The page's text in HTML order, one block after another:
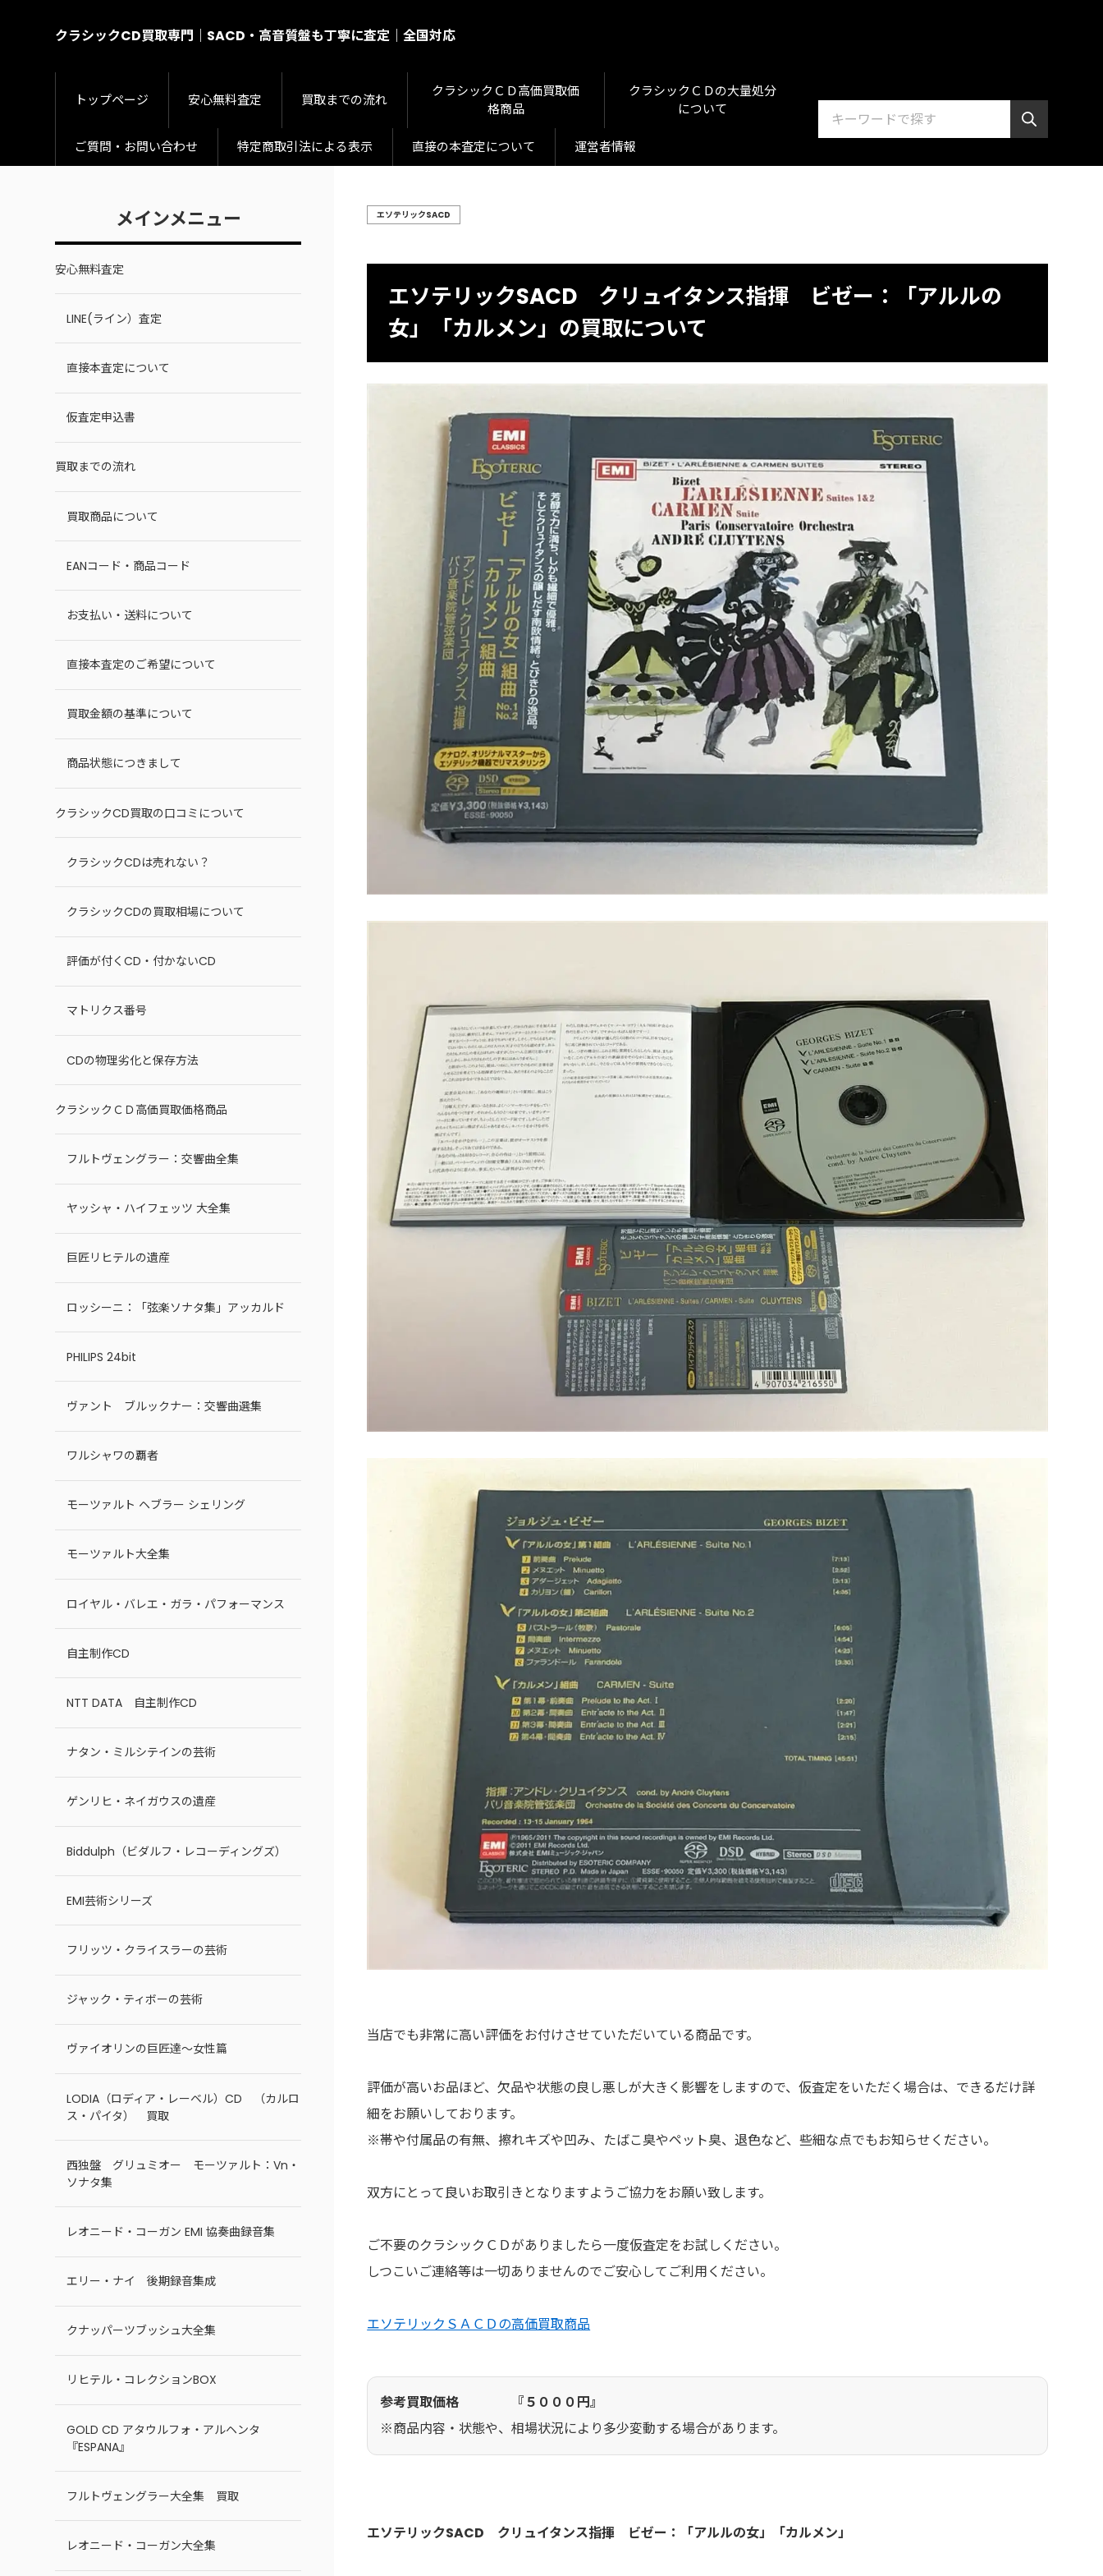
クラシックCD買取専門｜SACD・高音質盤も丁寧に査定｜全国対応
トップページ 安心無料査定 買取までの流れ
クラシックＣＤ高価買取価
格商品
クラシックＣＤの大量処分
について
ご質問・お問い合わせ 特定商取引法による表示 直接の本査定について 運営者情報
エソテリックSACD
エソテリックSACD クリュイタンス指揮 ビゼー：「アルルの
女」「カルメン」の買取について
当店でも非常に高い評価をお付けさせていただいている商品です。
評価が高いお品ほど、欠品や状態の良し悪しが大きく影響をしますので、仮査定をいただく場合は、できるだけ詳
細をお願いしております。
※帯や付属品の有無、擦れキズや凹み、たばこ臭やペット臭、退色など、些細な点でもお知らせください。
双方にとって良いお取引きとなりますようご協力をお願い致します。
ご不要のクラシックＣＤがありましたら一度仮査定をお試しください。
しつこいご連絡等は一切ありませんのでご安心してご利用ください。
エソテリックＳＡＣＤの高価買取商品
参考買取価格 『５０００円』
※商品内容・状態や、相場状況により多少変動する場合があります。
エソテリックSACD クリュイタンス指揮 ビゼー：「アルルの女」「カルメン」
メインメニュー
安心無料査定
LINE(ライン）査定
直接本査定について
仮査定申込書
買取までの流れ
買取商品について
EANコード・商品コード
お支払い・送料について
直接本査定のご希望について
買取金額の基準について
商品状態につきまして
クラシックCD買取の口コミについて
クラシックCDは売れない？
クラシックCDの買取相場について
評価が付くCD・付かないCD
マトリクス番号
CDの物理劣化と保存方法
クラシックＣＤ高価買取価格商品
フルトヴェングラー：交響曲全集
ヤッシャ・ハイフェッツ 大全集
巨匠リヒテルの遺産
ロッシーニ：「弦楽ソナタ集」アッカルド
PHILIPS 24bit
ヴァント ブルックナー：交響曲選集
ワルシャワの覇者
モーツァルト ヘブラー シェリング
モーツァルト大全集
ロイヤル・バレエ・ガラ・パフォーマンス
自主制作CD
NTT DATA 自主制作CD
ナタン・ミルシテインの芸術
ゲンリヒ・ネイガウスの遺産
Biddulph（ビダルフ・レコーディングズ）
EMI芸術シリーズ
フリッツ・クライスラーの芸術
ジャック・ティボーの芸術
ヴァイオリンの巨匠達～女性篇
LODIA（ロディア・レーベル）CD （カルロ
ス・パイタ） 買取
西独盤 グリュミオー モーツァルト：Vn・
ソナタ集
レオニード・コーガン EMI 協奏曲録音集
エリー・ナイ 後期録音集成
クナッパーツブッシュ大全集
リヒテル・コレクションBOX
GOLD CD アタウルフォ・アルヘンタ
『ESPANA』
フルトヴェングラー大全集 買取
レオニード・コーガン大全集